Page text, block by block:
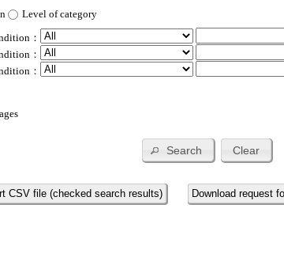
Level of category
：
：
：
Search Clear
CSV file (checked search results) Download request